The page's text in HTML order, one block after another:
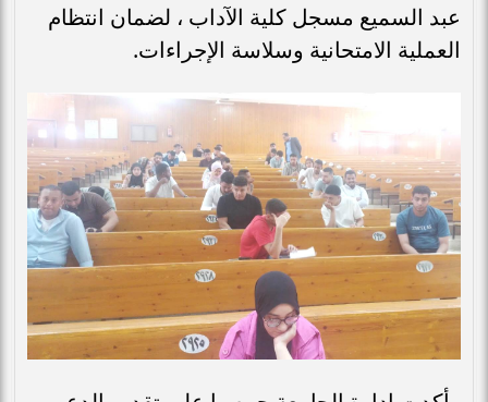
عبد السميع مسجل كلية الآداب ، لضمان انتظام
العملية الامتحانية وسلاسة الإجراءات.